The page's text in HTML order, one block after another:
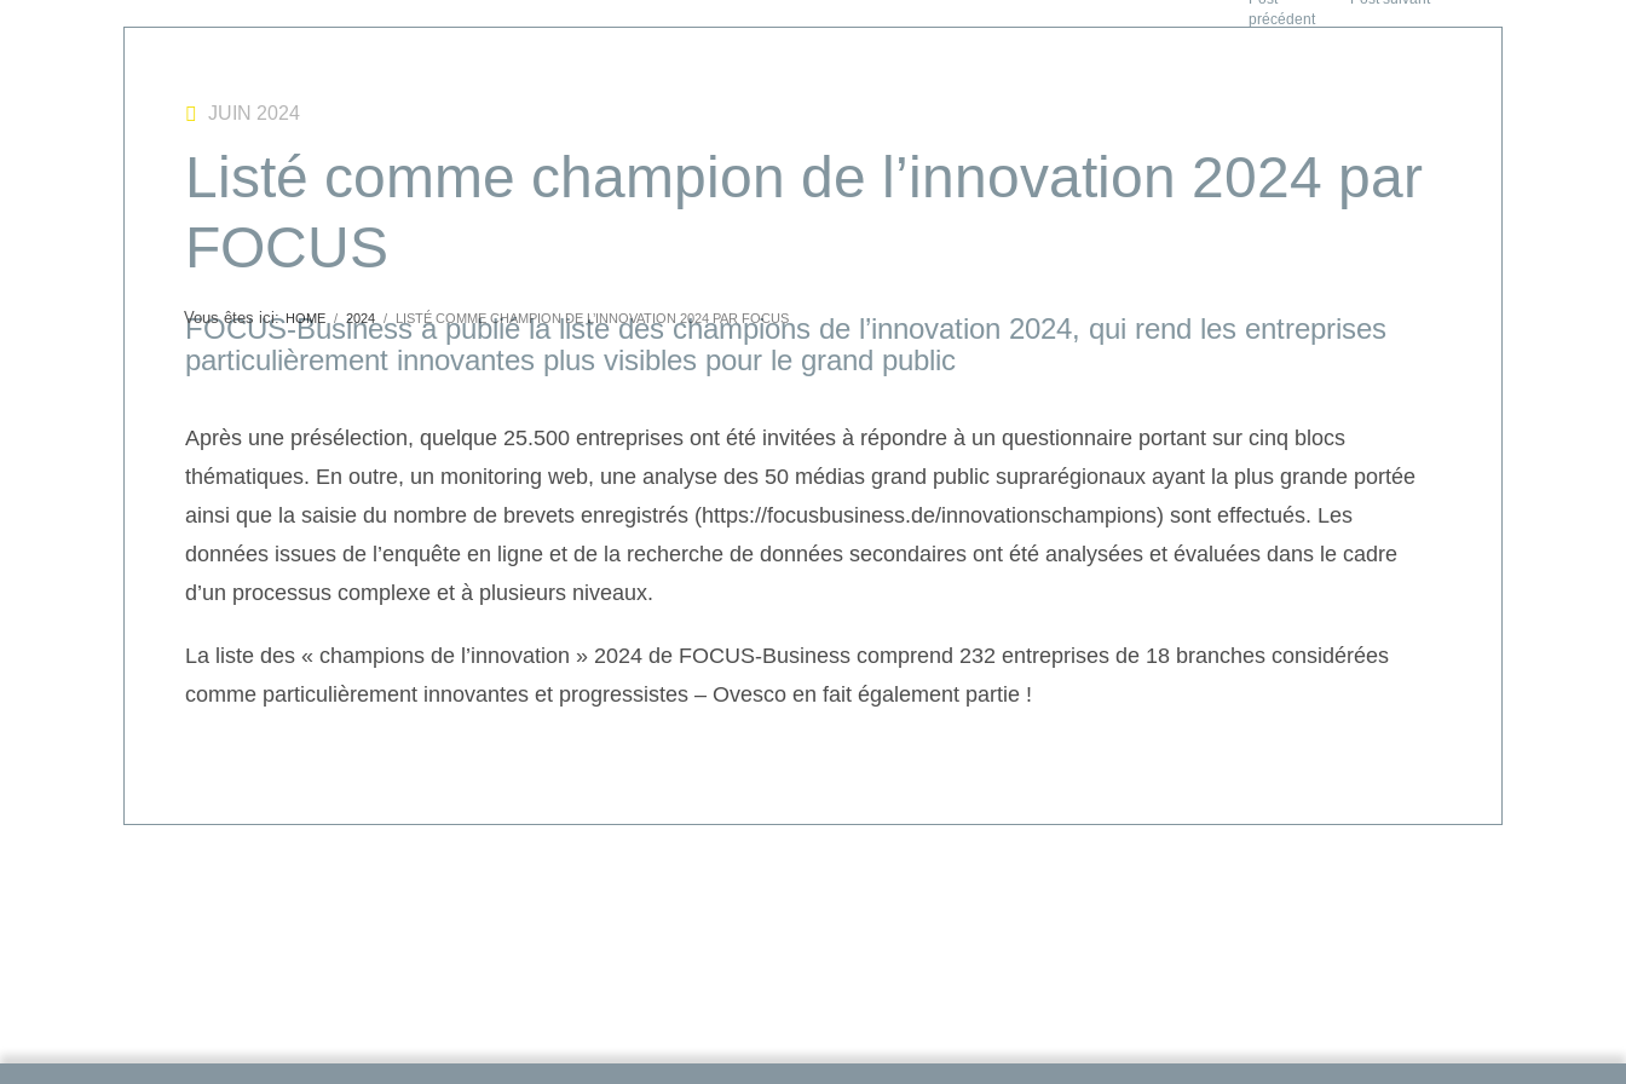
JUIN 2024
Listé comme champion de l’innovation 2024 par
FOCUS
FOCUS-Business a publié la liste des champions de l’innovation 2024, qui rend les entreprises
particulièrement innovantes plus visibles pour le grand public
Après une présélection, quelque 25.500 entreprises ont été invitées à répondre à un questionnaire portant sur cinq blocs
thématiques. En outre, un monitoring web, une analyse des 50 médias grand public suprarégionaux ayant la plus grande portée
ainsi que la saisie du nombre de brevets enregistrés (https://focusbusiness.de/innovationschampions) sont effectués. Les
données issues de l’enquête en ligne et de la recherche de données secondaires ont été analysées et évaluées dans le cadre
d’un processus complexe et à plusieurs niveaux.
La liste des « champions de l’innovation » 2024 de FOCUS-Business comprend 232 entreprises de 18 branches considérées
comme particulièrement innovantes et progressistes – Ovesco en fait également partie !
HOME 2024 LISTÉ COMME CHAMPION DE L’INNOVATION 2024 PAR FOCUS